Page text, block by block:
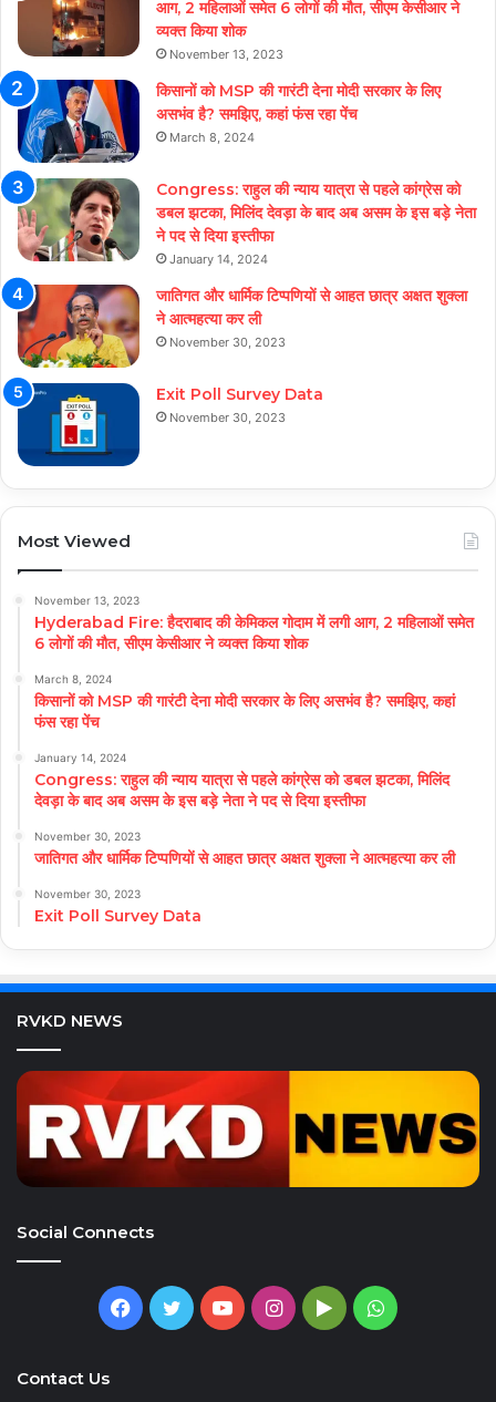
आग, 2 महिलाओं समेत 6 लोगों की मौत, सीएम केसीआर ने
व्यक्त किया शोक
November 13, 2023
किसानों को MSP की गारंटी देना मोदी सरकार के लिए
असभंव है? समझिए, कहां फंस रहा पेंच
March 8, 2024
Congress: राहुल की न्याय यात्रा से पहले कांग्रेस को
डबल झटका, मिलिंद देवड़ा के बाद अब असम के इस बड़े नेता
ने पद से दिया इस्तीफा
January 14, 2024
जातिगत और धार्मिक टिप्पणियों से आहत छात्र अक्षत शुक्ला
ने आत्महत्या कर ली
November 30, 2023
Exit Poll Survey Data
November 30, 2023
Most Viewed
November 13, 2023
Hyderabad Fire: हैदराबाद की केमिकल गोदाम में लगी आग, 2 महिलाओं समेत
6 लोगों की मौत, सीएम केसीआर ने व्यक्त किया शोक
March 8, 2024
किसानों को MSP की गारंटी देना मोदी सरकार के लिए असभंव है? समझिए, कहां
फंस रहा पेंच
January 14, 2024
Congress: राहुल की न्याय यात्रा से पहले कांग्रेस को डबल झटका, मिलिंद
देवड़ा के बाद अब असम के इस बड़े नेता ने पद से दिया इस्तीफा
November 30, 2023
जातिगत और धार्मिक टिप्पणियों से आहत छात्र अक्षत शुक्ला ने आत्महत्या कर ली
November 30, 2023
Exit Poll Survey Data
RVKD NEWS
Social Connects
Facebook
TwitterYouTubeInstagram
GoogleWhatsApp
Contact Us